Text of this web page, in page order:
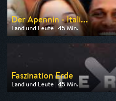
Der Apennin - Itali...
Land und Leute | 45 Min.
Ausgestrahlt von SWR
am 09.08.2026, 20:15
Faszination Erde
Land und Leute | 45 Min.
Ausgestrahlt von ZDF neo